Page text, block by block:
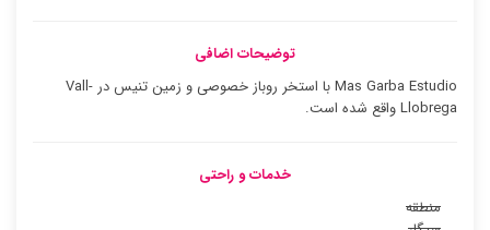
توضیحات اضافی
Mas Garba Estudio با استخر روباز خصوصی و زمین تنیس در Vall-
Llobrega واقع شده است.
خدمات و راحتی
منطقه